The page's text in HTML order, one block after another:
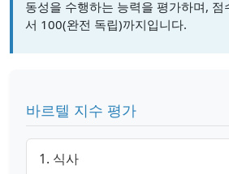
동성을 수행하는 능력을 평가하며, 점
서 100(완전 독립)까지입니다.
바르텔 지수 평가
1. 식사